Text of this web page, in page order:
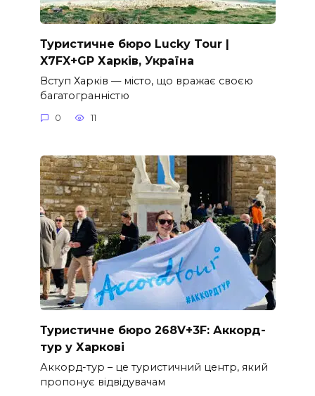
Туристичне бюро Lucky Tour |
X7FX+GP Харків, Україна
Вступ Харків — місто, що вражає своєю
багатогранністю
0 11
Туристичне бюро 268V+3F: Аккорд-
тур у Харкові
Аккорд-тур – це туристичний центр, який
пропонує відвідувачам